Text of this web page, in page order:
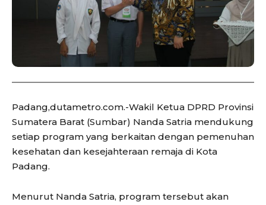
Padang,dutametro.com.-Wakil Ketua DPRD Provinsi
Sumatera Barat (Sumbar) Nanda Satria mendukung
setiap program yang berkaitan dengan pemenuhan
kesehatan dan kesejahteraan remaja di Kota
Padang.
Menurut Nanda Satria, program tersebut akan